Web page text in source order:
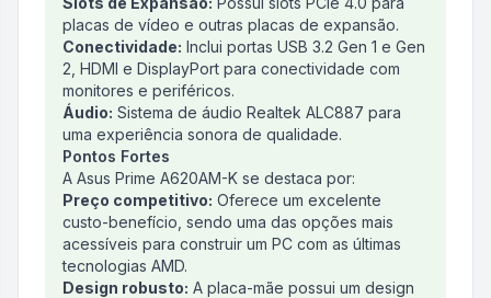
placas de vídeo e outras placas de expansão.
Conectividade: Inclui portas USB 3.2 Gen 1 e Gen
2, HDMI e DisplayPort para conectividade com
monitores e periféricos.
Áudio: Sistema de áudio Realtek ALC887 para
uma experiência sonora de qualidade.
Pontos Fortes
A Asus Prime A620AM-K se destaca por:
Preço competitivo: Oferece um excelente
custo-benefício, sendo uma das opções mais
acessíveis para construir um PC com as últimas
tecnologias AMD.
Design robusto: A placa-mãe possui um design